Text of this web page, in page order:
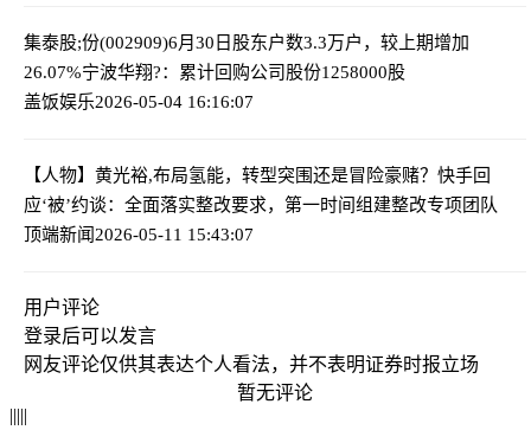
集泰股;份(002909)6月30日股东户数3.3万户，较上期增加
26.07%宁波华翔?：累计回购公司股份1258000股
盖饭娱乐2026-05-04 16:16:07
【人物】黄光裕,布局氢能，转型突围还是冒险豪赌？ 快手回
应‘被’约谈：全面落实整改要求，第一时间组建整改专项团队
顶端新闻2026-05-11 15:43:07
用户评论
登录后可以发言
网友评论仅供其表达个人看法，并不表明证券时报立场
暂无评论
|||||